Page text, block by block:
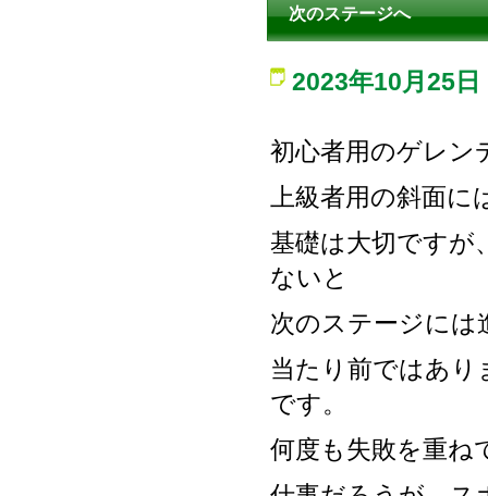
次のステージへ
2023年10月25日
初心者用のゲレン
上級者用の斜面
基礎は大切ですが
ないと
次のステージには
当たり前ではあ
です。
何度も失敗を重ね